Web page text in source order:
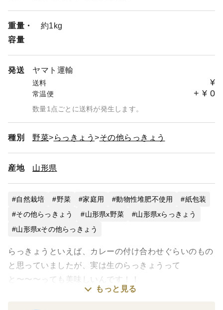
重量・
容量
約1kg
発送 ヤマト運輸
送料 ¥
常温便 + ¥ 0
数量1点ごとに送料が発生します。
種別 野菜 らっきょう その他らっきょう
産地 山形県
自然栽培 野菜 家庭用 動物性堆肥不使用
紙包装
その他らっきょう
山形県x野菜
山形県xらっきょう
山形県xその他らっきょう
らっきょうといえば、カレーの付け合わせぐらいのもの
と思っていましたが、実は生のらっきょうって
と〜〜〜っても美味しいんです！！
もっと見る